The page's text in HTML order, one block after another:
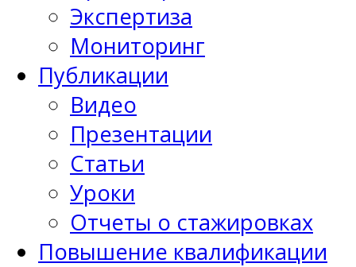
Экспертиза
Мониторинг
Публикации
Видео
Презентации
Статьи
Уроки
Отчеты о стажировках
Повышение квалификации